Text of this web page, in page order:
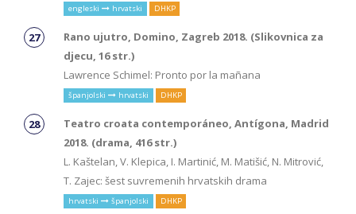
engleski hrvatski DHKP
Rano ujutro, Domino, Zagreb 2018. (Slikovnica za
djecu, 16 str.)
Lawrence Schimel: Pronto por la mañana
španjolski hrvatski DHKP
Teatro croata contemporáneo, Antígona, Madrid
2018. (drama, 416 str.)
L. Kaštelan, V. Klepica, I. Martinić, M. Matišić, N. Mitrović,
T. Zajec: šest suvremenih hrvatskih drama
hrvatski španjolski DHKP